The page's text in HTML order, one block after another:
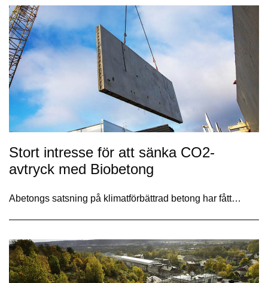
Stort intresse för att sänka CO2-
avtryck med Biobetong
Abetongs satsning på klimatförbättrad betong har fått…